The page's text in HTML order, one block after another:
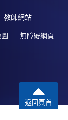
教師網站
無障礙網頁
返回頁首